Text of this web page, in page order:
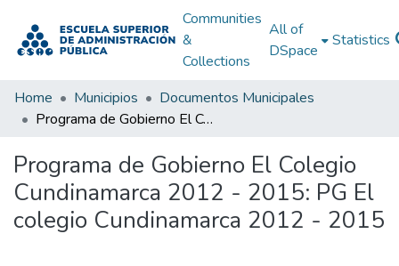
Communities
&
Collections
All of
DSpace
Statistics
Home Municipios
Documentos Municipales
Programa de Gobierno El Colegio Cundinamarca 2012 - 2015: PG El colegio Cundinamarca 2012 - 2015
Programa de Gobierno El Colegio
Cundinamarca 2012 - 2015: PG El
colegio Cundinamarca 2012 - 2015